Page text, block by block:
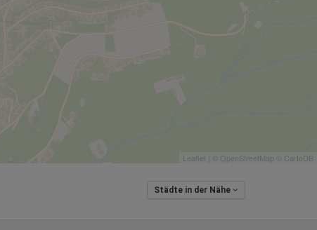
Leaflet | © OpenStreetMap © CartoDB
Städte in der Nähe